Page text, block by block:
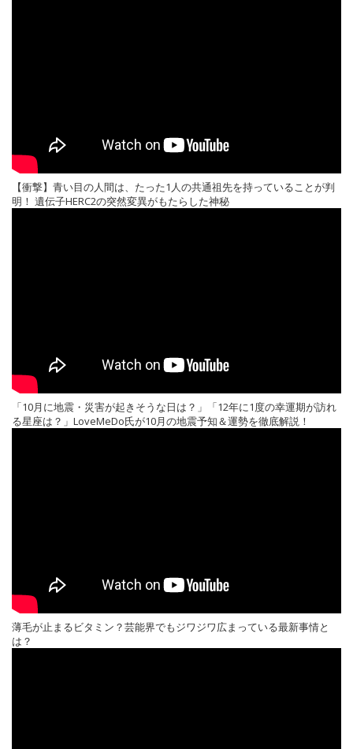
【衝撃】青い目の人間は、たった1人の共通祖先を持っていることが判
明！ 遺伝子HERC2の突然変異がもたらした神秘
「10月に地震・災害が起きそうな日は？」「12年に1度の幸運期が訪れ
る星座は？」LoveMeDo氏が10月の地震予知＆運勢を徹底解説！
薄毛が止まるビタミン？芸能界でもジワジワ広まっている最新事情と
は？